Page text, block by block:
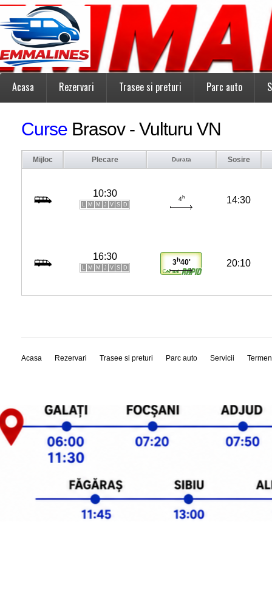
Acasa Rezervari Trasee si preturi Parc auto
Curse Brasov - Vulturu VN
Mijloc Plecare Durata Sosire
10:30
L M M J V S D
4h 14:30
16:30
L M M J V S D
3h40' 20:10
Acasa Rezervari Trasee si preturi Parc auto Servicii